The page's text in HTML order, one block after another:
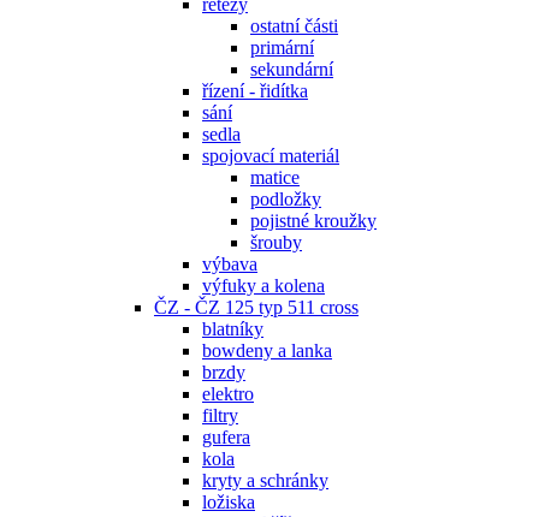
ostatní části
primární
sekundární
řízení - řidítka
sání
sedla
spojovací materiál
matice
podložky
pojistné kroužky
šrouby
výbava
výfuky a kolena
ČZ - ČZ 125 typ 511 cross
blatníky
bowdeny a lanka
brzdy
elektro
filtry
gufera
kola
kryty a schránky
ložiska